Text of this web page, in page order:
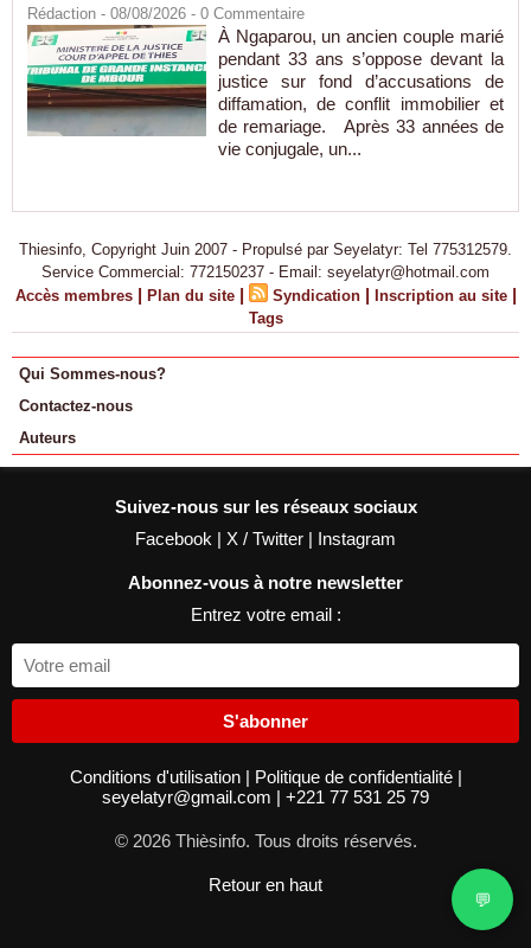
Rédaction - 08/08/2026 - 0 Commentaire
À Ngaparou, un ancien couple marié
pendant 33 ans s’oppose devant la
justice sur fond d’accusations de
diffamation, de conflit immobilier et
de remariage. Après 33 années de
vie conjugale, un...
Thiesinfo, Copyright Juin 2007 - Propulsé par Seyelatyr: Tel 775312579.
Service Commercial: 772150237 - Email: seyelatyr@hotmail.com
Accès membres | Plan du site | Syndication | Inscription au site |
Tags
Qui Sommes-nous?
Contactez-nous
Auteurs
Suivez-nous sur les réseaux sociaux
Facebook | X / Twitter | Instagram
Abonnez-vous à notre newsletter
Entrez votre email :
S'abonner
Conditions d'utilisation | Politique de confidentialité |
seyelatyr@gmail.com | +221 77 531 25 79
© 2026 Thièsinfo. Tous droits réservés.
Retour en haut
💬